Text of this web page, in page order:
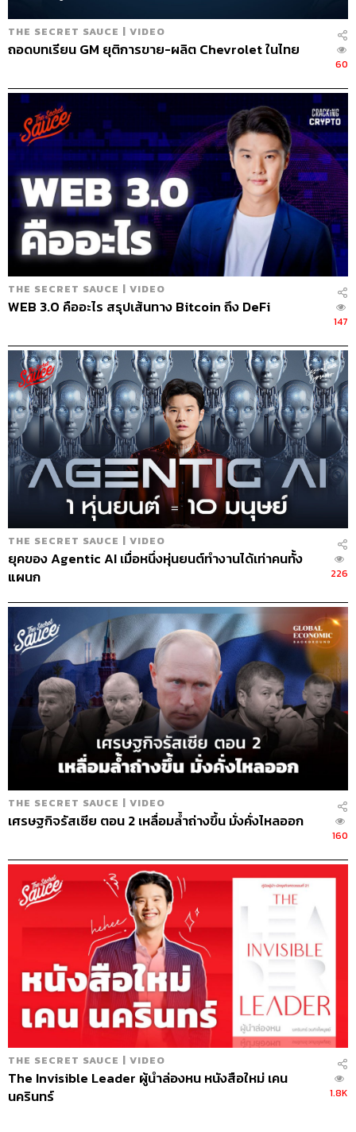
THE SECRET SAUCE | VIDEO
ถอดบทเรียน GM ยุติการขาย-ผลิต Chevrolet ในไทย
60
THE SECRET SAUCE | VIDEO
WEB 3.0 คืออะไร สรุปเส้นทาง Bitcoin ถึง DeFi
147
THE SECRET SAUCE | VIDEO
ยุคของ Agentic AI เมื่อหนึ่งหุ่นยนต์ทำงานได้เท่าคนทั้ง
แผนก
226
THE SECRET SAUCE | VIDEO
เศรษฐกิจรัสเซีย ตอน 2 เหลื่อมล้ำถ่างขึ้น มั่งคั่งไหลออก
160
THE SECRET SAUCE | VIDEO
The Invisible Leader ผู้นำล่องหน หนังสือใหม่ เคน
นครินทร์
1.8K